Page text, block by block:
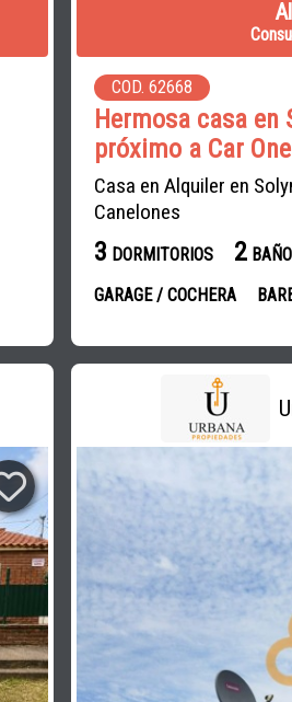
COD. 62668
Hermosa casa en
próximo a Car One
Casa en Alquiler en
Canelones
3 DORMITORIOS 2
GARAGE / COCHERA